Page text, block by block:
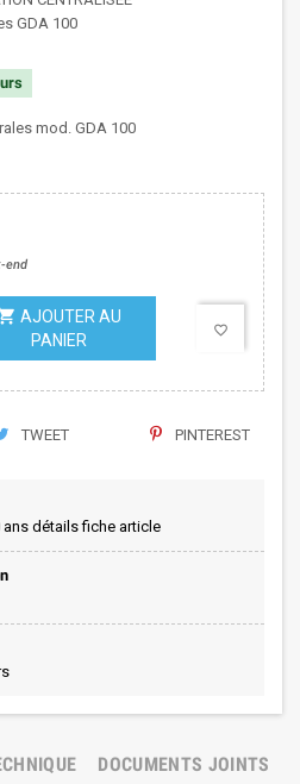
GDA 100
mod. GDA 100
end
AJOUTER AU
PANIER
favorite_border
TWEET PINTEREST
ans détails fiche article
DOCUMENTS JOINTS